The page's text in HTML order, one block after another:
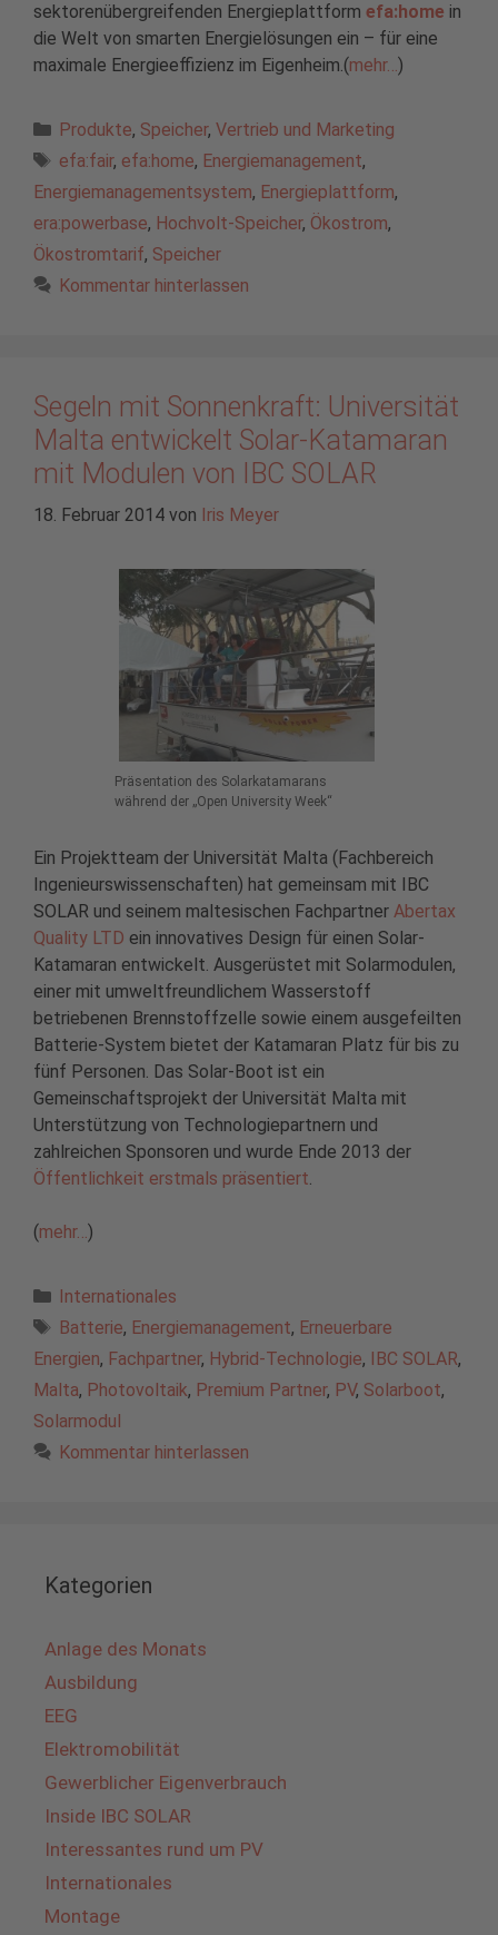
sektorenübergreifenden Energieplattform efa:home in
die Welt von smarten Energielösungen ein – für eine
maximale Energieeffizienz im Eigenheim.(mehr…)
Kategorien
Produkte, Speicher, Vertrieb und Marketing
Schlagwörter
efa:fair, efa:home, Energiemanagement,
Energiemanagementsystem, Energieplattform,
era:powerbase, Hochvolt-Speicher, Ökostrom,
Ökostromtarif, Speicher
Kommentar hinterlassen
Segeln mit Sonnenkraft: Universität
Malta entwickelt Solar-Katamaran
mit Modulen von IBC SOLAR
18. Februar 2014 von Iris Meyer
Präsentation des Solarkatamarans
während der „Open University Week“
Ein Projektteam der Universität Malta (Fachbereich
Ingenieurswissenschaften) hat gemeinsam mit IBC
SOLAR und seinem maltesischen Fachpartner Abertax
Quality LTD ein innovatives Design für einen Solar-
Katamaran entwickelt. Ausgerüstet mit Solarmodulen,
einer mit umweltfreundlichem Wasserstoff
betriebenen Brennstoffzelle sowie einem ausgefeilten
Batterie-System bietet der Katamaran Platz für bis zu
fünf Personen. Das Solar-Boot ist ein
Gemeinschaftsprojekt der Universität Malta mit
Unterstützung von Technologiepartnern und
zahlreichen Sponsoren und wurde Ende 2013 der
Öffentlichkeit erstmals präsentiert.
(mehr…)
Kategorien
Internationales
Schlagwörter
Batterie, Energiemanagement, Erneuerbare
Energien, Fachpartner, Hybrid-Technologie, IBC SOLAR,
Malta, Photovoltaik, Premium Partner, PV, Solarboot,
Solarmodul
Kommentar hinterlassen
Kategorien
Anlage des Monats
Ausbildung
EEG
Elektromobilität
Gewerblicher Eigenverbrauch
Inside IBC SOLAR
Interessantes rund um PV
Internationales
Montage